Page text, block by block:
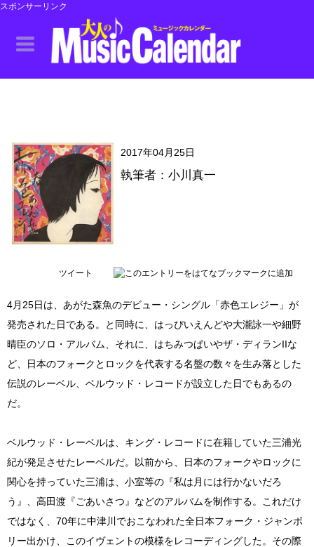
スポンサーリンク
2017年04月25日
執筆者：小川真一
ツイート
4月25日は、あがた森魚のデビュー・シングル「赤色エレジー」が
発売された日である。と同時に、はっぴいえんどや大瀧詠一や細野
晴臣のソロ・アルバム、それに、はちみつぱいやザ・ディランIIな
ど、日本のフォークとロックを代表する名盤の数々を生み落とした
伝説のレーベル、ベルウッド・レコードが設立した日でもあるの
だ。
ベルウッド・レーベルは、キング・レコードに在籍していた三浦光
紀が発足させたレーベルだ。以前から、日本のフォークやロックに
関心を持っていた三浦は、小室等の『私は月には行かないだろ
う』、高田渡『ごあいさつ』などのアルバムを制作する。これだけ
ではなく、70年に中津川でおこなわれた全日本フォーク・ジャンボ
リー出かけ、このイヴェントの模様をレコーディングした。その際